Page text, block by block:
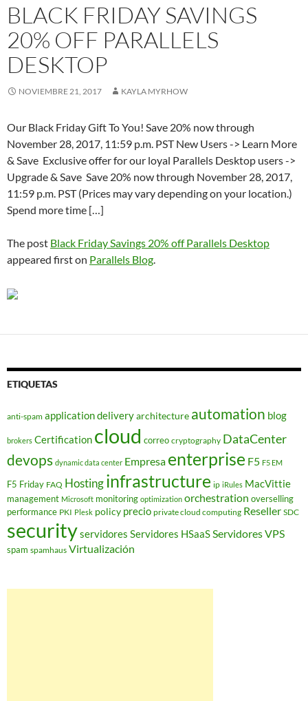
BLACK FRIDAY SAVINGS
20% OFF PARALLELS
DESKTOP
NOVIEMBRE 21, 2017 KAYLA MYRHOW
Our Black Friday Gift To You! Save 20% now through
November 28, 2017, 11:59 p.m. PST New Users -> Learn More
& Save Exclusive offer for our loyal Parallels Desktop users ->
Upgrade & Save Save 20% now through November 28, 2017,
11:59 p.m. PST (Prices may vary depending on your location.)
Spend more time […]
The post Black Friday Savings 20% off Parallels Desktop
appeared first on Parallels Blog.
ETIQUETAS
anti-spam application deliveryarchitecture automation blog
brokers Certification cloud correo cryptography DataCenter
devops dynamic data center Empresa enterprise F5 F5 EM
F5 Friday FAQ Hostinginfrastructure ip iRules MacVittie
management Microsoft monitoring optimization orchestration overselling
performance PKI Plesk policy precio private cloud computing Reseller SDC
securityservidores Servidores HSaaSServidores VPS
spam spamhaus Virtualización